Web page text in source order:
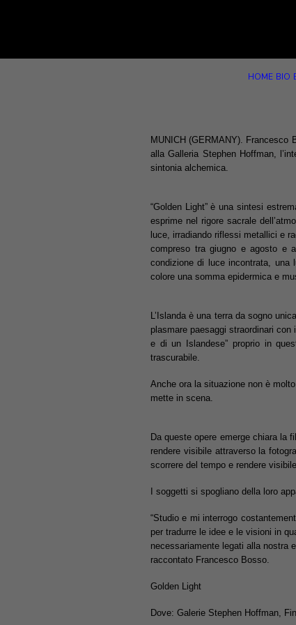
HOME BIO
MUNICH (GERMANY). Francesco
alla Galleria Stephen Hoffman,
sintonia alchemica.
“Golden Light” è una sintesi
esprime nel rigore sacrale
luce, irradiando riflessi metallici e
compreso tra giugno e agosto e
condizione di luce incontrata, una
colore una somma epidermica e
L’Islanda è una terra da sogno
plasmare paesaggi straordinari
e di un Islandese” proprio in
trascurabile.
Anche ora la situazione non è
mette in scena.
Da queste opere emerge chiara la
rendere visibile attraverso la
scorrere del tempo e rendere
I soggetti si spogliano della loro
“Studio e mi interrogo
per tradurre le idee e le visioni in
necessariamente legati alla nostra
raccontato Francesco Bosso.
Golden Light
Dove: Galerie Stephen Hoffman,